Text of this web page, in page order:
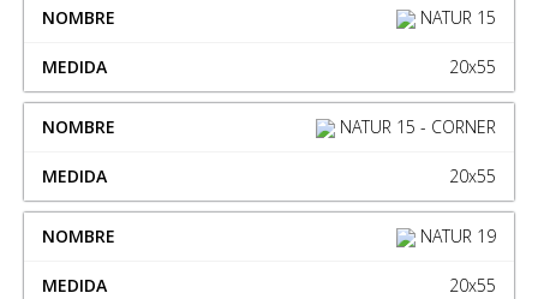
NATUR 15
20x55
NATUR 15 - CORNER
20x55
NATUR 19
20x55